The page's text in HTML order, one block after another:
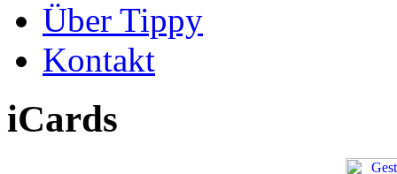
Über Tippy
Kontakt
iCards